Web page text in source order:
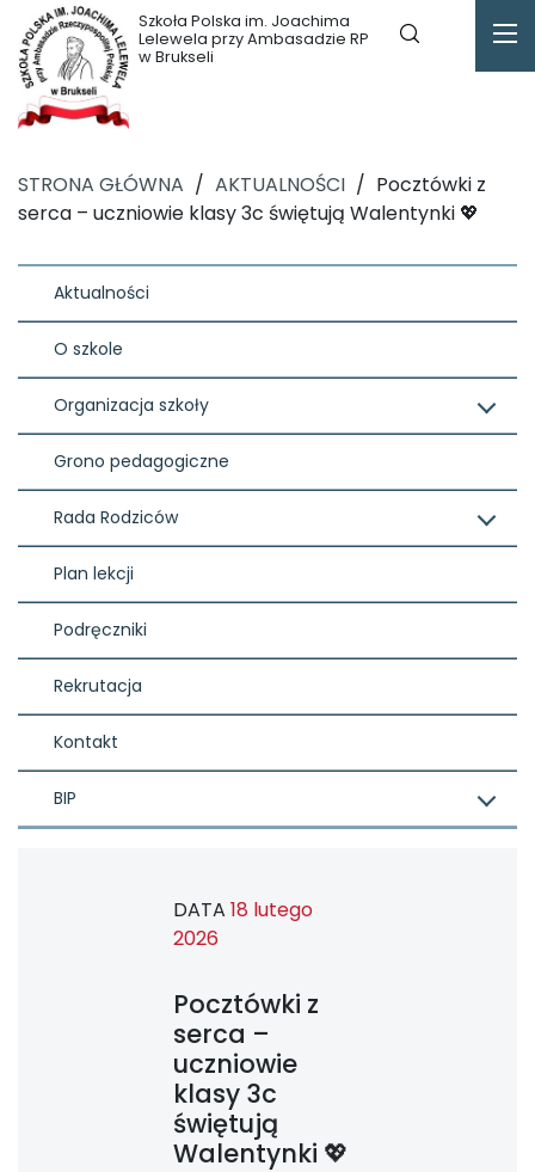
Szkoła Polska im. Joachima
Lelewela przy Ambasadzie RP
w Brukseli
STRONA GŁÓWNA / AKTUALNOŚCI / Pocztówki z
serca – uczniowie klasy 3c świętują Walentynki 💖
Aktualności
O szkole
Organizacja szkoły
Grono pedagogiczne
Rada Rodziców
Plan lekcji
Podręczniki
Rekrutacja
Kontakt
BIP
DATA 18 lutego
2026
Pocztówki z
serca –
uczniowie
klasy 3c
świętują
Walentynki 💖